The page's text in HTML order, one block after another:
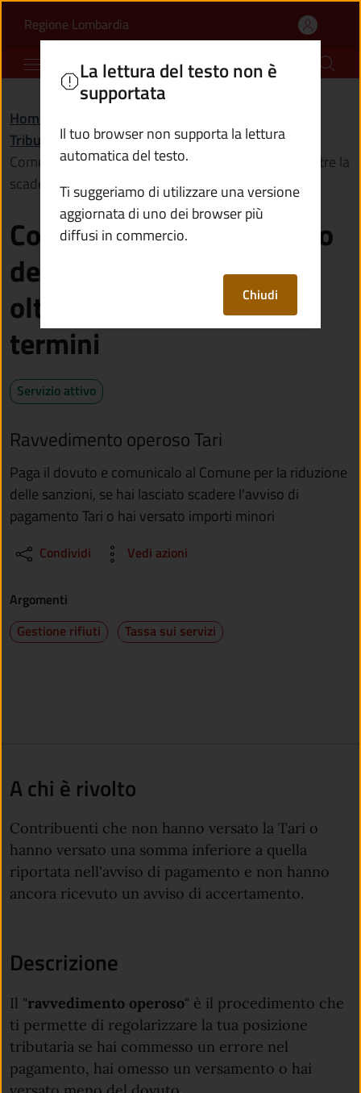
Comunicare il
Regione Lombardia(apre in un'altra scheda).
Comune di Sale Marasino
Home
Tributi, finanze e contravvenzioni /
Comunicare il versamento della tassa rifiuti (Tari) oltre la
scadenza dei termini
Comunicare il versamento
della tassa rifiuti (Tari)
oltre la scadenza dei
termini
Servizio attivo
Ravvedimento operoso Tari
Paga il dovuto e comunicalo al Comune per la riduzione
delle sanzioni, se hai lasciato scadere l'avviso di
pagamento Tari o hai versato importi minori
Condividi Vedi azioni
La lettura del testo non è
supportata
Il tuo browser non supporta la lettura
automatica del testo.
Ti suggeriamo di utilizzare una versione
aggiornata di uno dei browser più
diffusi in commercio.
Chiudi
Argomenti
Gestione rifiuti
Tassa sui servizi
A chi è rivolto
Contribuenti che non hanno versato la Tari o
hanno versato una somma inferiore a quella
riportata nell'avviso di pagamento e non hanno
ancora ricevuto un avviso di accertamento.
Descrizione
Il "ravvedimento operoso" è il procedimento che
ti permette di regolarizzare la tua posizione
tributaria se hai commesso un errore nel
pagamento, hai omesso un versamento o hai